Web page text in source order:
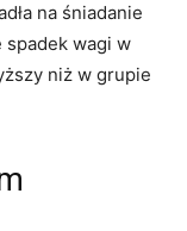
na śniadanie
spadek wagi w
niż w grupie